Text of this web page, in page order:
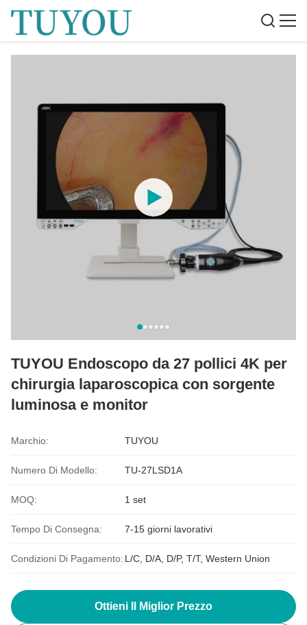
TUYOU Endoscopo da 27 pollici 4K per
chirurgia laparoscopica con sorgente
luminosa e monitor
Marchio: TUYOU
Numero Di Modello: TU-27LSD1A
MOQ: 1 set
Tempo Di Consegna: 7-15 giorni lavorativi
Condizioni Di Pagamento: L/C, D/A, D/P, T/T, Western Union
Ottieni Il Miglior Prezzo